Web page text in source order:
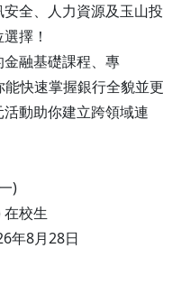
全、人力資源及玉山投
擇！
融基礎課程、專
快速掌握銀行全貌並更
動助你建立跨領域連
)
校生
年8月28日